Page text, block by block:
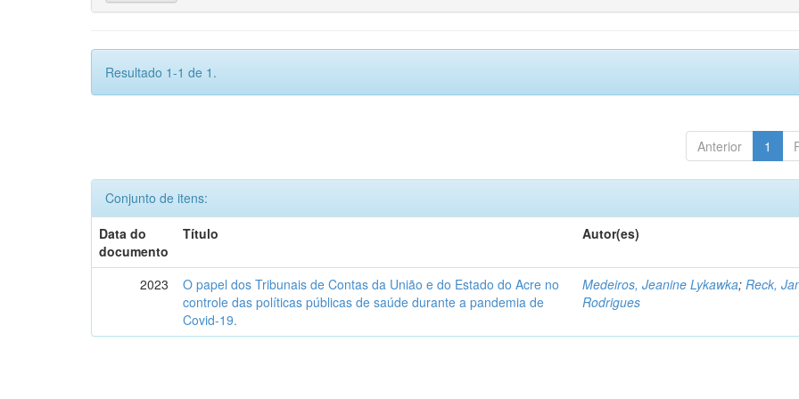
Resultado 1-1 de 1.
Anterior 1
Conjunto de itens:
Data do
documento
Título Autor(es)
2023
O papel dos Tribunais de Contas da União e do Estado do Acre no
controle das políticas públicas de saúde durante a pandemia de
Covid-19.
Medeiros, Jeanine Lykawka;Reck,
Rodrigues